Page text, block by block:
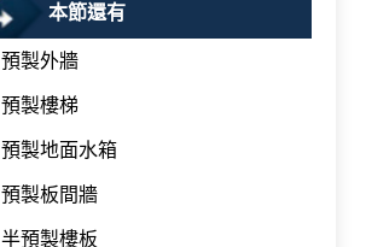
本節還有
預製外牆
預製樓梯
預製地面水箱
預製板間牆
半預製樓板